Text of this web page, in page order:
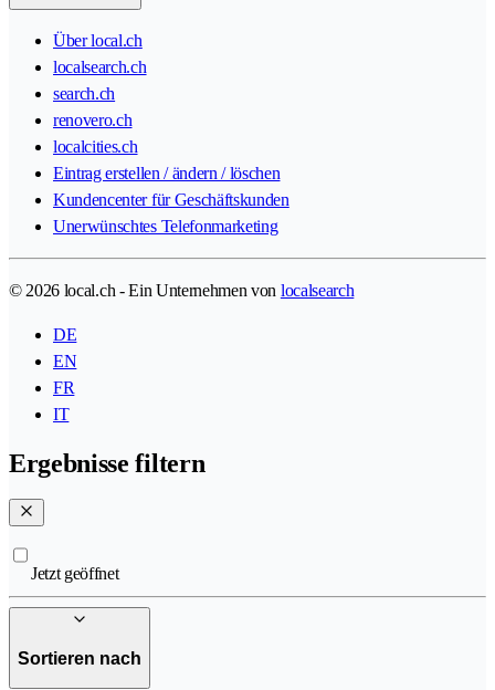
Über local.ch
localsearch.ch
search.ch
renovero.ch
localcities.ch
Eintrag erstellen / ändern / löschen
Kundencenter für Geschäftskunden
Unerwünschtes Telefonmarketing
© 2026 local.ch - Ein Unternehmen von localsearch
DE
EN
FR
IT
Ergebnisse filtern
Jetzt geöffnet
Sortieren nach